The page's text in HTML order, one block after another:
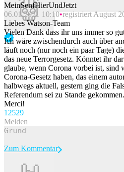
Beitrag melden
MeinSenfHierUndJetzt
06.01.2021 10:10 registriert August
Liebes Watson-Team
Vielen Dank dass ihr uns immer so
Ich wäre zwischendurch auch über
läuft noch (nur noch ein paar Tage)
das neue Terrorgesetz. Könntet ihr
glaube, wenn Corona vorbei ist,
Corona-Gesetz haben, das einem
halbwegs aktuell, gestern ging die
Referendum sei zu Stande
Merci!
12529
Melden
Zum Kommentar